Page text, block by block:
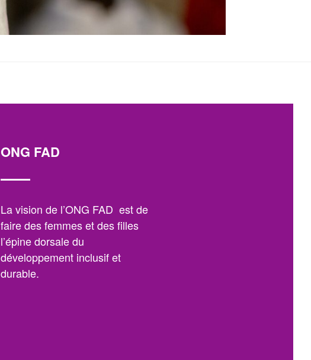
ONG FAD
La vision de l’ONG FAD est de
faire des femmes et des filles
l’épine dorsale du
développement inclusif et
durable.